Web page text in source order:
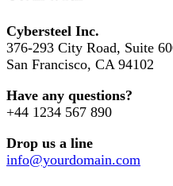
Cybersteel Inc.
376-293 City Road, Suite
San Francisco, CA 94102
Have any questions?
+44 1234 567 890
Drop us a line
info@yourdomain.com